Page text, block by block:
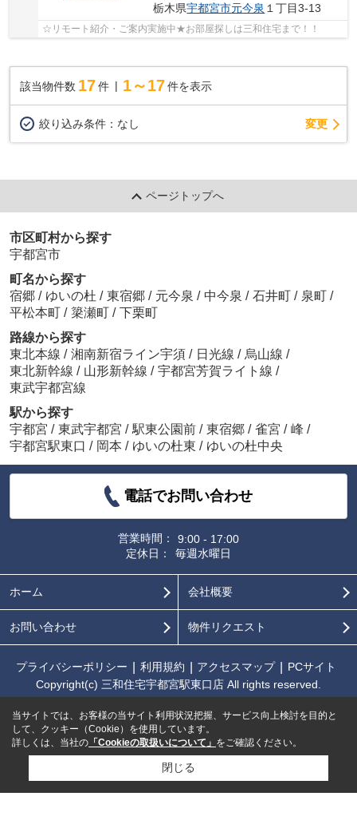
栃木県宇都宮市元今泉 １丁目3-13
☆リモート紹介・ご案内実施中★お部屋探しは三和住宅まで！！
該当物件数 17件 1～17 件を表示
絞り込み条件： なし 変更
ページトップへ
市区町村から探す
宇都宮市
町名から探す
宿郷 / ゆいの杜 / 東宿郷 / 元今泉 / 中今泉 / 石井町 / 泉町 /
平松本町 / 簗瀬町 / 下栗町
路線から探す
東北本線 / 湘南新宿ライン宇須 / 日光線 / 烏山線 /
東北新幹線 / 山形新幹線 / 宇都宮芳賀ライト線 /
東武宇都宮線
駅から探す
宇都宮 / 東武宇都宮 / 駅東公園前 / 東宿郷 / 雀宮 / 峰 /
宇都宮駅東口 / 岡本 / ゆいの杜東 / ゆいの杜中央
電話でお問い合わせ
営業時間：
9:00 - 17:00
定休日：
毎週水曜日
ホーム 会社概要
お問い合わせ 物件リクエスト
プライバシーポリシー 利用規約 アクセスマップ
PCサイト
Copyright(c) 三和住宅宇都宮駅東口店 All rights reserved.
当サイトでは、お客様の当サイト利用状況把握、サービス向上検討を目的と
して、クッキー（Cookie）を使用しています。
詳しくは、当社の 「Cookieの取扱いについて」 をご確認ください。
閉じる